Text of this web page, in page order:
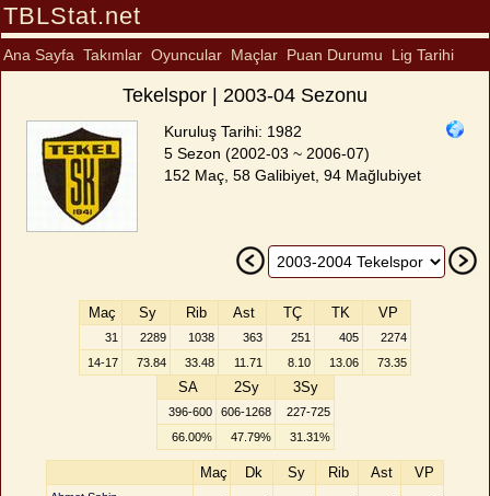
TBLStat.net
Ana Sayfa Takımlar Oyuncular Maçlar Puan Durumu Lig Tarihi
Tekelspor | 2003-04 Sezonu
Kuruluş Tarihi: 1982
5 Sezon (2002-03 ~ 2006-07)
152 Maç, 58 Galibiyet, 94 Mağlubiyet
Maç Sy Rib Ast TÇ TK VP
31 2289 1038 363 251 405
2274
14-17
73.84 33.48 11.71 8.10 13.06 73.35
SA 2Sy 3Sy
396-600 606-1268
227-725
66.00%
47.79% 31.31%
Maç Dk Sy Rib Ast VP